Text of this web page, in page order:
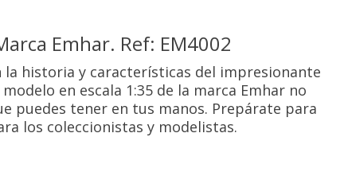
Emhar. Ref: EM4002
la historia y características del impresionante
en escala 1:35 de la marca Emhar no
puedes tener en tus manos. Prepárate para
los coleccionistas y modelistas.
dad y